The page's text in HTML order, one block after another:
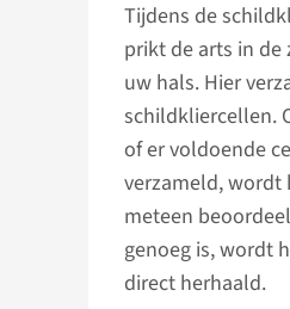
Tijdens de
prikt de arts in de
uw hals. Hier
schildkliercellen.
of er voldoende
verzameld, wordt
meteen
genoeg is, wordt
direct herhaald.